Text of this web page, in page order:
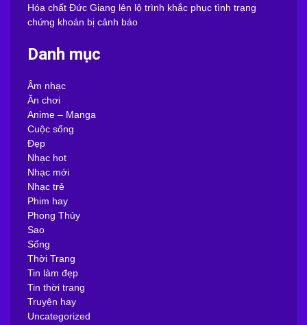
Hóa chất Đức Giang lên lộ trình khắc phục tình trạng
chứng khoán bị cảnh báo
Danh mục
Âm nhạc
Ăn chơi
Anime – Manga
Cuộc sống
Đẹp
Nhạc hot
Nhạc mới
Nhạc trẻ
Phim hay
Phong Thủy
Sao
Sống
Thời Trang
Tin làm đẹp
Tin thời trang
Truyện hay
Uncategorized